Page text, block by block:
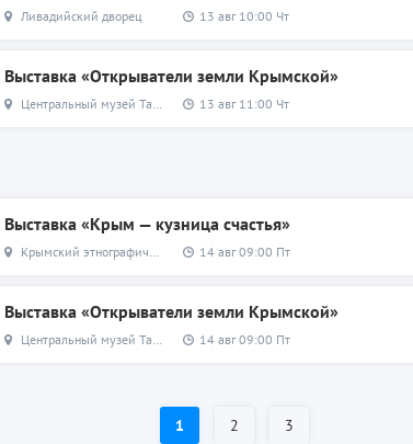
Ливадийский дворец 13 авг 10:00 Чт
Выставка «Открыватели земли Крымской»
Центральный музей Тавриды 13 авг 11:00 Чт
Выставка «Крым — кузница счастья»
Крымский этнографический музей 14 авг 09:00 Пт
Выставка «Открыватели земли Крымской»
Центральный музей Тавриды 14 авг 09:00 Пт
1 2 3